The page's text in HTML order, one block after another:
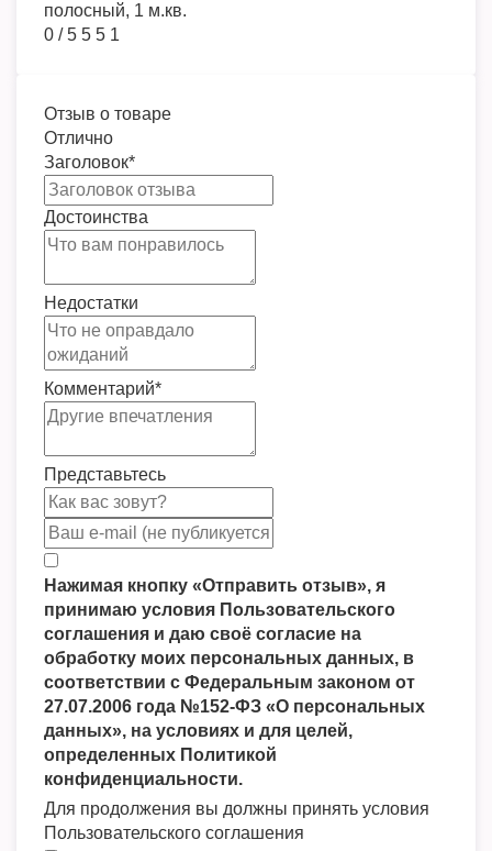
полосный, 1 м.кв.
0 /5 5 5 1
Отзыв о товаре
Отлично
Заголовок*
Достоинства
Недостатки
Комментарий*
Представьтесь
Нажимая кнопку «Отправить отзыв», я
принимаю условия Пользовательского
соглашения и даю своё согласие на
обработку моих персональных данных, в
соответствии с Федеральным законом от
27.07.2006 года №152-ФЗ «О персональных
данных», на условиях и для целей,
определенных Политикой
конфиденциальности.
Для продолжения вы должны принять условия
Пользовательского соглашения